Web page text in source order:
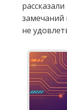
замечаний
не